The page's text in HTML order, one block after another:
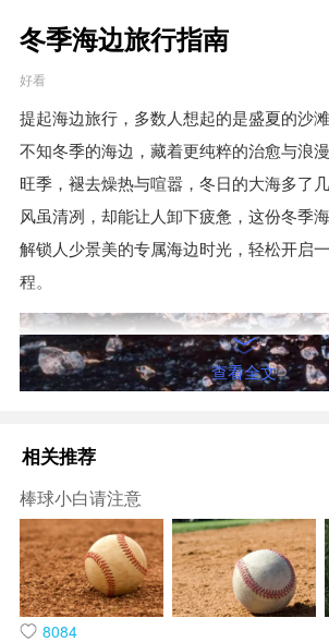
冬季海边旅行指南
好看
提起海边旅行，多数人想起的是盛夏的沙
不知冬季的海边，藏着更纯粹的治愈与浪
旺季，褪去燥热与喧嚣，冬日的大海多了
风虽清冽，却能让人卸下疲惫，这份冬季
解锁人少景美的专属海边时光，轻松开启
程。
查看全文
相关推荐
棒球小白请注意
8084